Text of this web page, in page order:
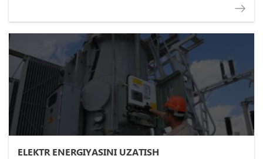
ELEKTR ENERGIYASINI UZATISH